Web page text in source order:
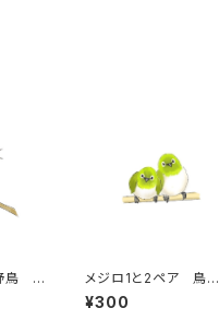
鳥
メジロ1と2ペア 鳥
小鳥 野鳥 目白押し
¥300